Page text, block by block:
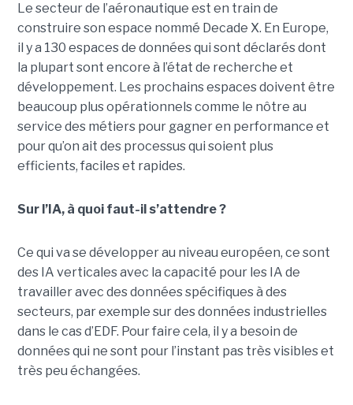
Le secteur de l’aéronautique est en train de
construire son espace nommé Decade X. En Europe,
il y a 130 espaces de données qui sont déclarés dont
la plupart sont encore à l’état de recherche et
développement. Les prochains espaces doivent être
beaucoup plus opérationnels comme le nôtre au
service des métiers pour gagner en performance et
pour qu’on ait des processus qui soient plus
efficients, faciles et rapides.
Sur l’IA, à quoi faut-il s’attendre ?
Ce qui va se développer au niveau européen, ce sont
des IA verticales avec la capacité pour les IA de
travailler avec des données spécifiques à des
secteurs, par exemple sur des données industrielles
dans le cas d’EDF. Pour faire cela, il y a besoin de
données qui ne sont pour l’instant pas très visibles et
très peu échangées.